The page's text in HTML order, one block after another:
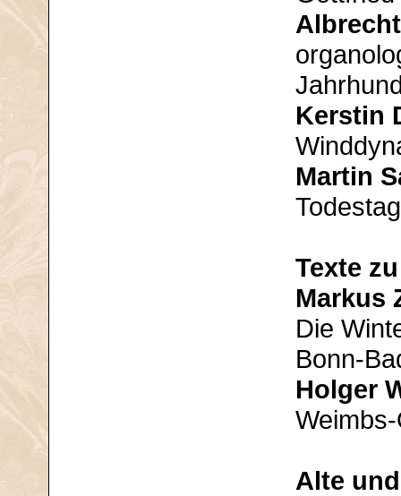
Kerstin
Martin
Texte
Markus
Die
Bonn-
Holger
Alte